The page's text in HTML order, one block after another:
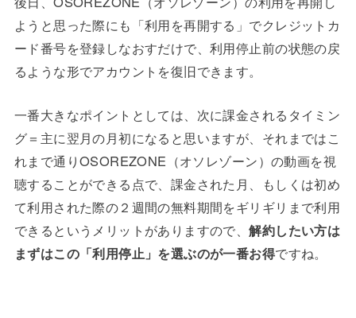
ようと思った際にも「利用を再開する」でクレジットカ
ード番号を登録しなおすだけで、利用停止前の状態の戻
るような形でアカウントを復旧できます。
一番大きなポイントとしては、次に課金されるタイミン
グ＝主に翌月の月初になると思いますが、それまではこ
れまで通りOSOREZONE（オソレゾーン）の動画を視
聴することができる点で、課金された月、もしくは初め
て利用された際の２週間の無料期間をギリギリまで利用
できるというメリットがありますので、解約したい方は
まずはこの「利用停止」を選ぶのが一番お得ですね。